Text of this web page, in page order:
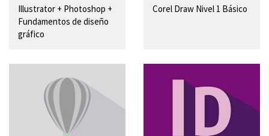
Illustrator + Photoshop +
Fundamentos de diseño
gráfico
Corel Draw Nivel 1 Básico